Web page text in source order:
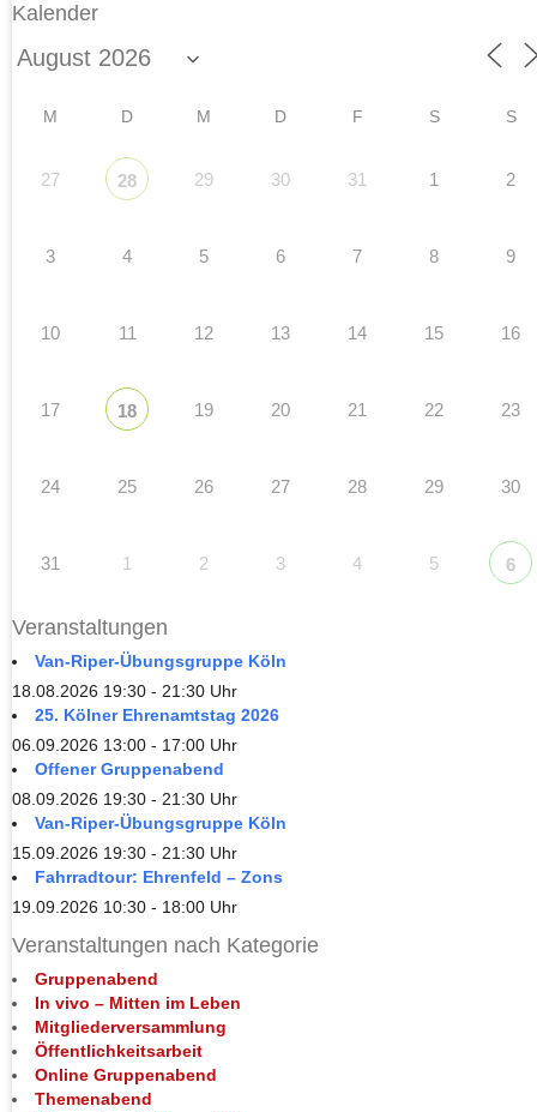
Kalender
M D M D F S S
27 28 29 30 31 1 2
3 4 5 6 7 8 9
10 11 12 13 14 15 16
17 18 19 20 21 22 23
24 25 26 27 28 29 30
31 1 2 3 4 5 6
Veranstaltungen
Van-Riper-Übungsgruppe Köln
18.08.2026 19:30 - 21:30 Uhr
25. Kölner Ehrenamtstag 2026
06.09.2026 13:00 - 17:00 Uhr
Offener Gruppenabend
08.09.2026 19:30 - 21:30 Uhr
Van-Riper-Übungsgruppe Köln
15.09.2026 19:30 - 21:30 Uhr
Fahrradtour: Ehrenfeld – Zons
19.09.2026 10:30 - 18:00 Uhr
Veranstaltungen nach Kategorie
Gruppenabend
In vivo – Mitten im Leben
Mitgliederversammlung
Öffentlichkeitsarbeit
Online Gruppenabend
Themenabend